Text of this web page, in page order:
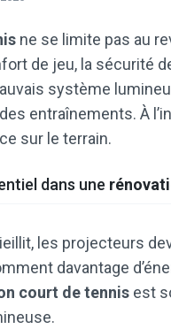
ne se limite pas au
de jeu, la sécurité
système
entraînements. À
sur le terrain.
dans une
les projecteurs
davantage
court de tennis est